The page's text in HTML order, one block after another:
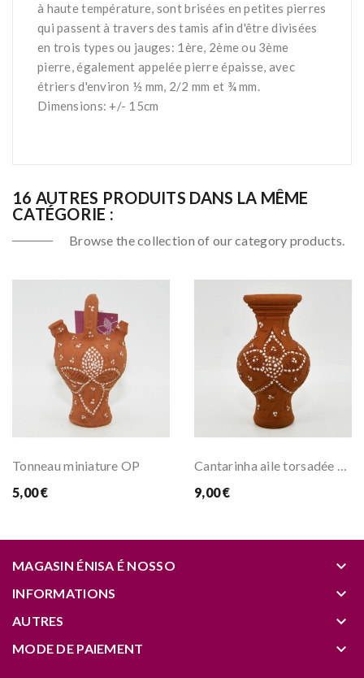
à haute température, sont brisées en petites pierres
qui passent à travers des tamis afin d'être divisées
en trois types ou jauges: 1ère, 2ème ou 3ème
pierre, également appelée pierre épaisse, avec
étriers d'environ ½ mm, 2/2 mm et ¾ mm.
Dimensions: +/- 15cm
16 AUTRES PRODUITS DANS LA MÊME
CATÉGORIE :
Browse the collection of our category products.
Tonneau miniature OP
5,00 €
9,00 €
MAGASIN ÉNISA É NOSSO keyboard_arrow_down
INFORMATIONS keyboard_arrow_down
AUTRES keyboard_arrow_down
MODE DE PAIEMENT keyboard_arrow_down